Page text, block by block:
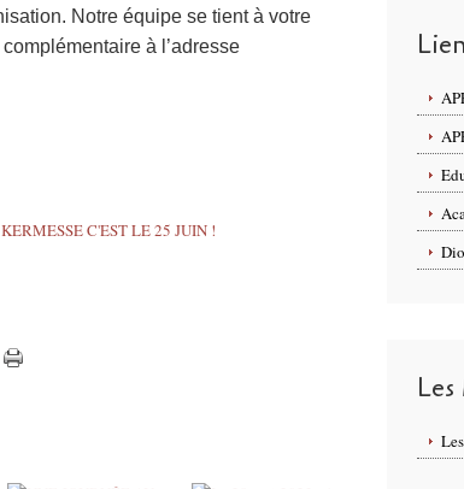
Notre équipe se tient à votre
à l’adresse